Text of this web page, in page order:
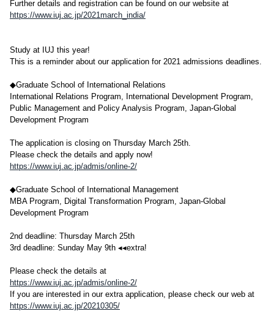
Further details and registration can be found on our website at
https://www.iuj.ac.jp/2021march_india/
Study at IUJ this year!
This is a reminder about our application for 2021 admissions deadlines.
◆Graduate School of International Relations
International Relations Program, International Development Program,
Public Management and Policy Analysis Program, Japan-Global
Development Program
The application is closing on Thursday March 25th.
Please check the details and apply now!
https://www.iuj.ac.jp/admis/online-2/
◆Graduate School of International Management
MBA Program, Digital Transformation Program, Japan-Global
Development Program
2nd deadline: Thursday March 25th
3rd deadline: Sunday May 9th ◂◂extra!
Please check the details at
https://www.iuj.ac.jp/admis/online-2/
If you are interested in our extra application, please check our web at
https://www.iuj.ac.jp/20210305/